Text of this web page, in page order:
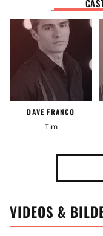
Zeit
2020er Jahre
Vereinigte Staaten
Stimmung
Transformation
DAVE FRANCO
Tim
VIDEOS &